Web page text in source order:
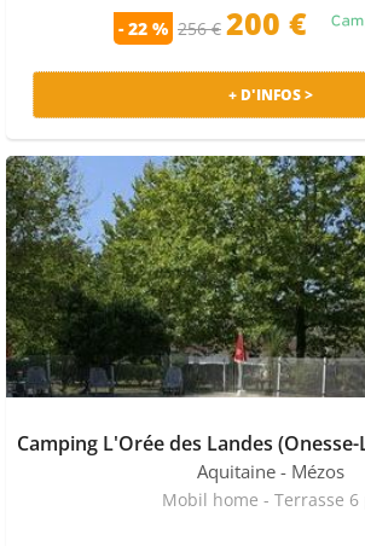
- 22 % 256 € 200 €
+ D'INFOS >
Camping L'Orée des Landes
Aquitaine - Mézos
Mobil home - Terrasse 6